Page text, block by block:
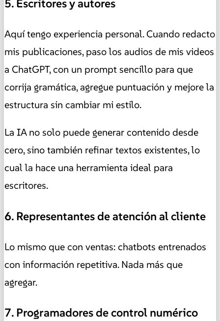
5. Escritores y autores
Aquí tengo experiencia personal. Cuando redacto
mis publicaciones, paso los audios de mis videos
a ChatGPT, con un prompt sencillo para que
corrija gramática, agregue puntuación y mejore la
estructura sin cambiar mi estilo.
La IA no solo puede generar contenido desde
cero, sino también refinar textos existentes, lo
cual la hace una herramienta ideal para
escritores.
6. Representantes de atención al cliente
Lo mismo que con ventas: chatbots entrenados
con información repetitiva. Nada más que
agregar.
7. Programadores de control numérico